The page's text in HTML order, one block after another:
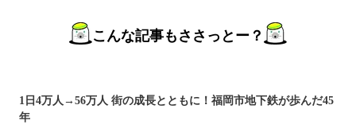
こんな記事もささっとー？
1日4万人→56万人 街の成長とともに！福岡市地下鉄が歩んだ45
年